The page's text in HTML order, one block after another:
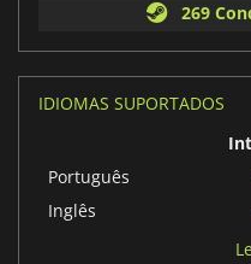
269
IDIOMAS SUPORTADOS
Português
Inglês